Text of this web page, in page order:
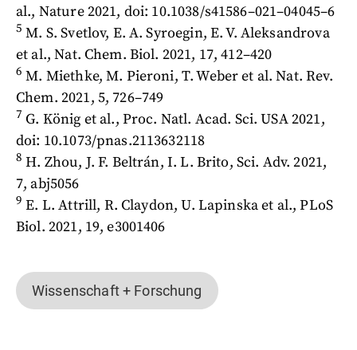
al., Nature 2021, doi: 10.1038/s41586–021–04045–6
5M. S. Svetlov, E. A. Syroegin, E. V. Aleksandrova
et al., Nat. Chem. Biol. 2021, 17, 412–420
6M. Miethke, M. Pieroni, T. Weber et al. Nat. Rev.
Chem. 2021, 5, 726–749
7 G. König et al., Proc. Natl. Acad. Sci. USA 2021,
doi: 10.1073/pnas.2113632118
8H. Zhou, J. F. Beltrán, I. L. Brito, Sci. Adv. 2021,
7, abj5056
9E. L. Attrill, R. Claydon, U. Lapinska et al., PLoS
Biol. 2021, 19, e3001406
Wissenschaft + Forschung